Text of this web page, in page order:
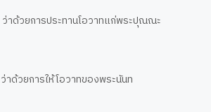
าด้วยการประทานโอวาทแก่พระปุณณะ
อ)
าด้วยการให้โอวาทของพระนันท
ะ